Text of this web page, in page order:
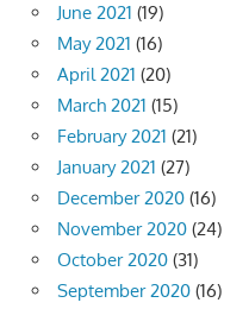
June 2021 (19)
May 2021 (16)
April 2021 (20)
March 2021 (15)
February 2021 (21)
January 2021 (27)
December 2020 (16)
November 2020 (24)
October 2020 (31)
September 2020 (16)